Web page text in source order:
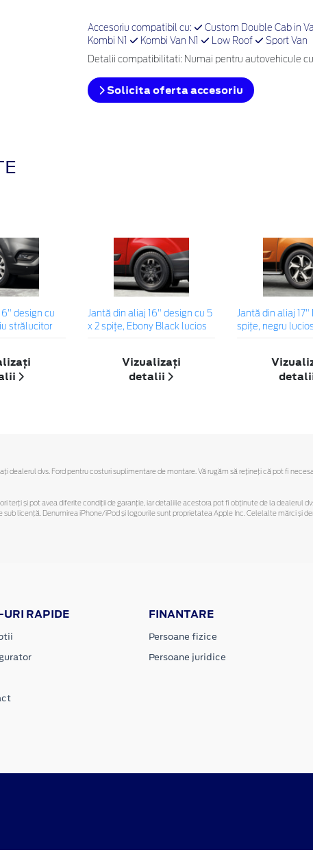
Accesoriu compatibil cu: Custom Double Cab in
Kombi N1
Kombi Van N1 Low Roof Sport Van
Detalii compatibilitati: Numai pentru autovehicule
Solicita oferta accesoriu
design cu
strălucitor
Jantă din aliaj 16" design cu 5
x 2 spițe, Ebony Black lucios
Vizualizați
detalii
Jantă din aliaj 17"
spiţe, negru
dealerul dvs. Ford pentru costuri suplimentare de montare. Vă rugăm să reţineţi că pot fi
terți și pot avea diferite condiții de garanție, iar detaliile acestora pot fi obținute de la dealerul
licență. Denumirea iPhone/iPod și logourile sunt proprietatea Apple Inc. Celelalte mărci și
URI RAPIDE FINANTARE
Persoane fizice
Persoane juridice